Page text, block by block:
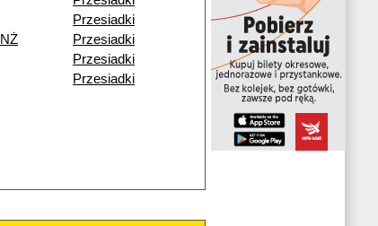
Przesiadki
Przesiadki
Przesiadki
Przesiadki